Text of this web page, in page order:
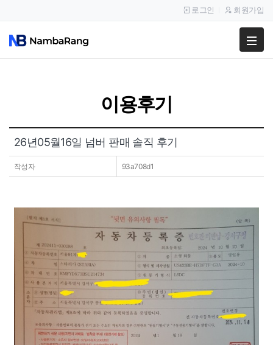
팔고
공지사항
이용후기
로그인 회원가입
이용후기
26년05월16일 넘버 판매 솔직 후기
작성자 93a708d1